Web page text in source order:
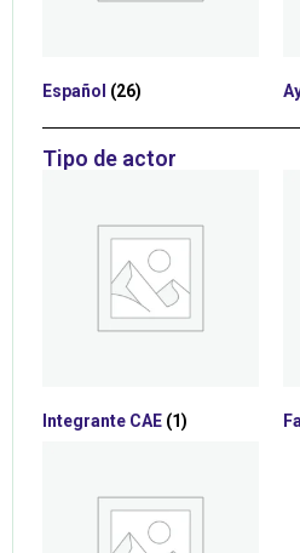
Español (26)
Tipo de actor
Integrante CAE (1)